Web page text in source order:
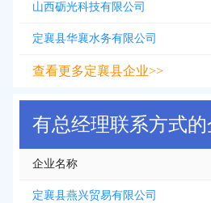
山西砺光科技有限公司
定襄县华襄水务有限公司
查看更多定襄县企业>>
有总经理联系方式
企业名称
定襄县燕兴贸易有限公司